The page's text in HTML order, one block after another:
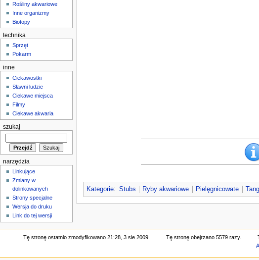
Kategorie: Stubs Ryby akwariowe Pielęgnicowate
Rośliny akwariowe
Inne organizmy
Biotopy
technika
Sprzęt
Pokarm
inne
Ciekawostki
Sławni ludzie
Ciekawe miejsca
Filmy
Ciekawe akwaria
szukaj
narzędzia
Linkujące
Zmiany w
dolinkowanych
Strony specjalne
Wersja do druku
Link do tej wersji
Tę stronę ostatnio zmodyfikowano 21:28, 3 sie 2009. Tę stronę obejrzano 5579 razy.